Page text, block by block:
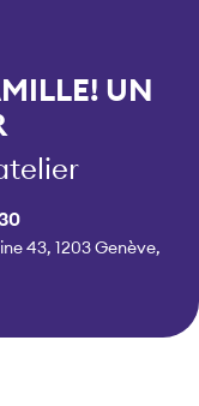
UN
43, 1203 Genève,